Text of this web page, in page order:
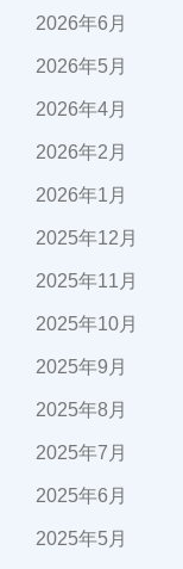
2026年6月
2026年5月
2026年4月
2026年2月
2026年1月
2025年12月
2025年11月
2025年10月
2025年9月
2025年8月
2025年7月
2025年6月
2025年5月